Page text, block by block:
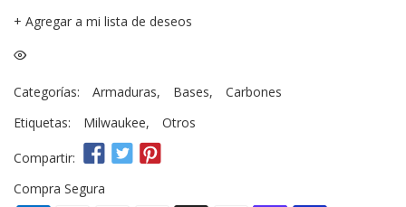
+ Agregar a mi lista de deseos
Categorías: Armaduras, Bases,
Carbones
Etiquetas:
Milwaukee, Otros
Compartir:
Compra Segura